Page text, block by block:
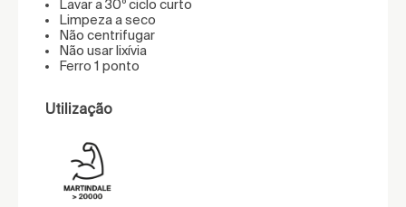
Lavar a 30º ciclo curto
Limpeza a seco
Não centrifugar
Não usar lixívia
Ferro 1 ponto
Utilização